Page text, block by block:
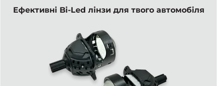
Ефективні Bi-Led лінзи для твого автомобіля